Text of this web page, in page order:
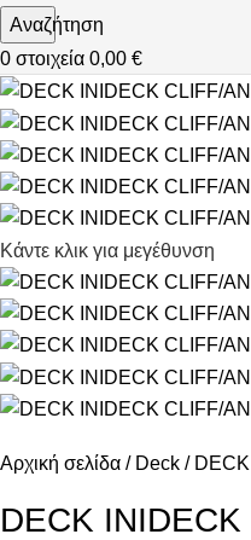
Αναζήτηση
0 στοιχεία 0,00 €
Κάντε κλικ για μεγέθυνση
Αρχική σελίδα Deck
DECK